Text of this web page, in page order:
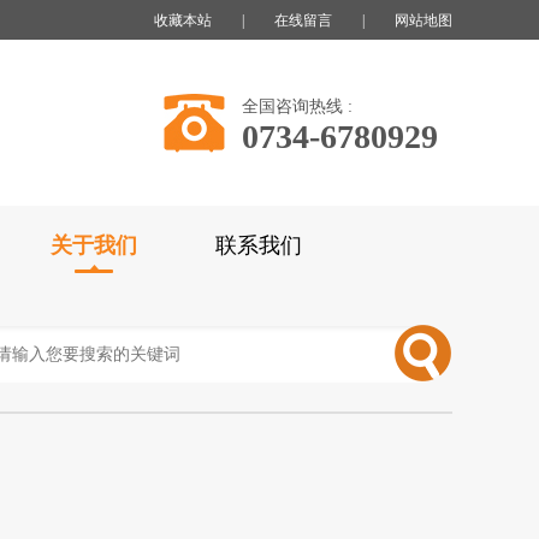
收藏本站 在线留言 网站地图
全国咨询热线 :
0734-6780929
关于我们 联系我们